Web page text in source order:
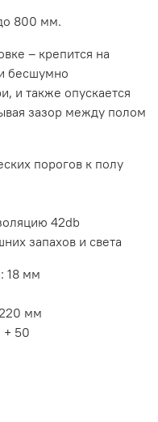
800 мм.
– крепится на
бесшумно
и также опускается
зазор между полом
порогов к полу
42db
запахов и света
18 мм
мм
+ 50